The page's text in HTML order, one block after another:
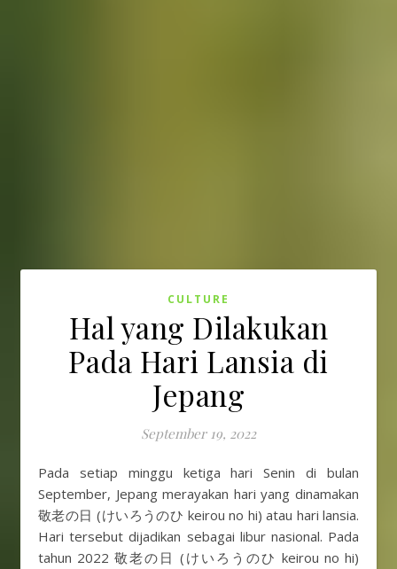
CULTURE
Hal yang Dilakukan
Pada Hari Lansia di
Jepang
September 19, 2022
Pada setiap minggu ketiga hari Senin di bulan
September, Jepang merayakan hari yang dinamakan
敬老の日 (けいろうのひ keirou no hi) atau hari lansia.
Hari tersebut dijadikan sebagai libur nasional. Pada
tahun 2022 敬老の日 (けいろうのひ keirou no hi)